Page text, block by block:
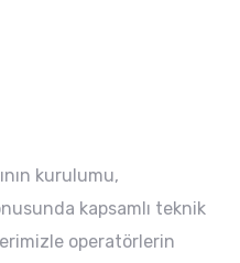
kurulumu,
kapsamlı teknik
operatörlerin